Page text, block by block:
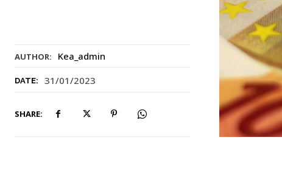
AUTHOR: Kea_admin
DATE: 31/01/2023
SHARE: